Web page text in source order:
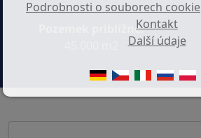
Pozemek približne:
Podrobnosti o souborech cookie
Kontakt
Další údaje